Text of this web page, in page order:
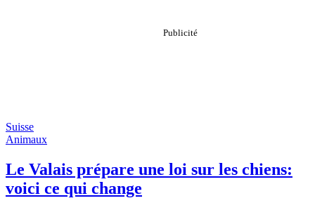
Suisse
Animaux
Le Valais prépare une loi sur les chiens:
voici ce qui change